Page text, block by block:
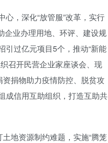
，深化“放管服”改革，实行
企业办理用地、环评、建设规
引过亿元项目5个，推动“新能
召开民营企业家座谈会、现
捐物助力疫情防控、脱贫攻
成信用互助组织，打造互助共
地资源制约难题，实施“腾笼